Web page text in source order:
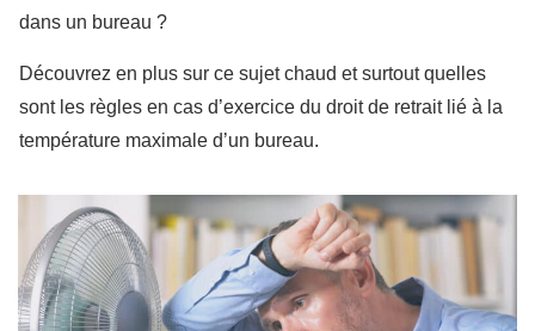
dans un bureau ?
Découvrez en plus sur ce sujet chaud et surtout quelles
sont les règles en cas d’exercice du droit de retrait lié à la
température maximale d’un bureau.